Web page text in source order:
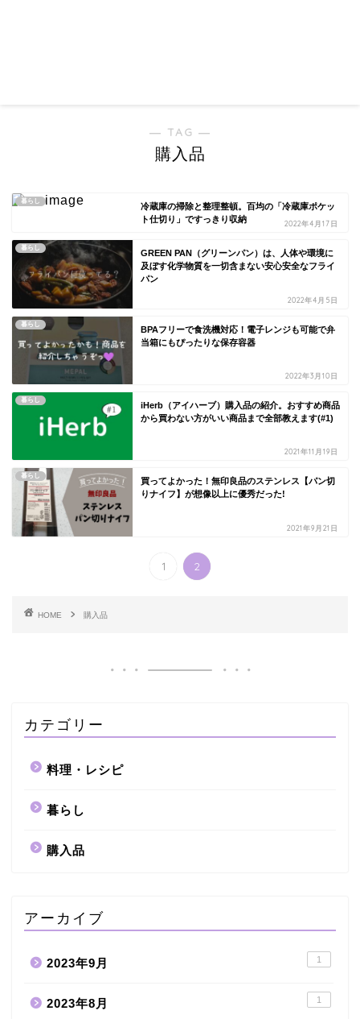
― TAG ―
購入品
暮らし
冷蔵庫の掃除と整理整頓。百均の「冷蔵庫ポケッ
ト仕切り」ですっきり収納
2022年4月17日
暮らし
GREEN PAN（グリーンパン）は、人体や環境に
及ぼす化学物質を一切含まない安心安全なフライ
パン
2022年4月5日
暮らし
BPAフリーで食洗機対応！電子レンジも可能で弁
当箱にもぴったりな保存容器
2022年3月10日
暮らし
iHerb（アイハーブ）購入品の紹介。おすすめ商品
から買わない方がいい商品まで全部教えます(#1)
2021年11月19日
暮らし
買ってよかった！無印良品のステンレス【パン切
りナイフ】が想像以上に優秀だった!
2021年9月21日
1 2
HOME 購入品
カテゴリー
料理・レシピ
暮らし
購入品
アーカイブ
2023年9月 1
2023年8月 1